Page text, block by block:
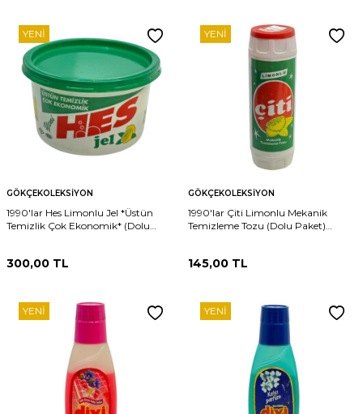
YENI
GÖKÇEKOLEKSIYON
1990'lar Hes Limonlu Jel *Üstün
Temizlik Çok Ekonomik* (Dolu
300,00 TL
YENI
GÖKÇEKOLEKSIYON
1990'lar Çiti Limonlu Mekanik
Temizleme Tozu (Dolu Paket)
145,00 TL
YENI YENI